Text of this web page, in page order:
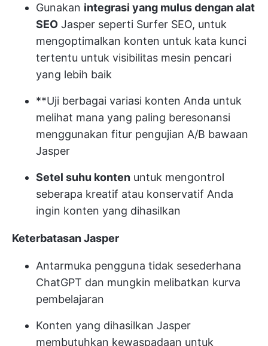
Gunakan integrasi yang mulus dengan alat
SEO Jasper seperti Surfer SEO, untuk
mengoptimalkan konten untuk kata kunci
tertentu untuk visibilitas mesin pencari
yang lebih baik
**Uji berbagai variasi konten Anda untuk
melihat mana yang paling beresonansi
menggunakan fitur pengujian A/B bawaan
Jasper
Setel suhu konten untuk mengontrol
seberapa kreatif atau konservatif Anda
ingin konten yang dihasilkan
Keterbatasan Jasper
Antarmuka pengguna tidak sesederhana
ChatGPT dan mungkin melibatkan kurva
pembelajaran
Konten yang dihasilkan Jasper
membutuhkan kewaspadaan untuk